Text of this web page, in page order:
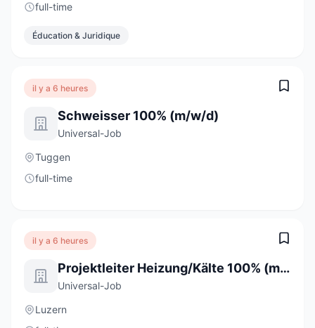
full-time
Éducation & Juridique
il y a 6 heures
Schweisser 100% (m/w/d)
Universal-Job
Tuggen
full-time
il y a 6 heures
Projektleiter Heizung/Kälte 100% (m/w/d)
Universal-Job
Luzern